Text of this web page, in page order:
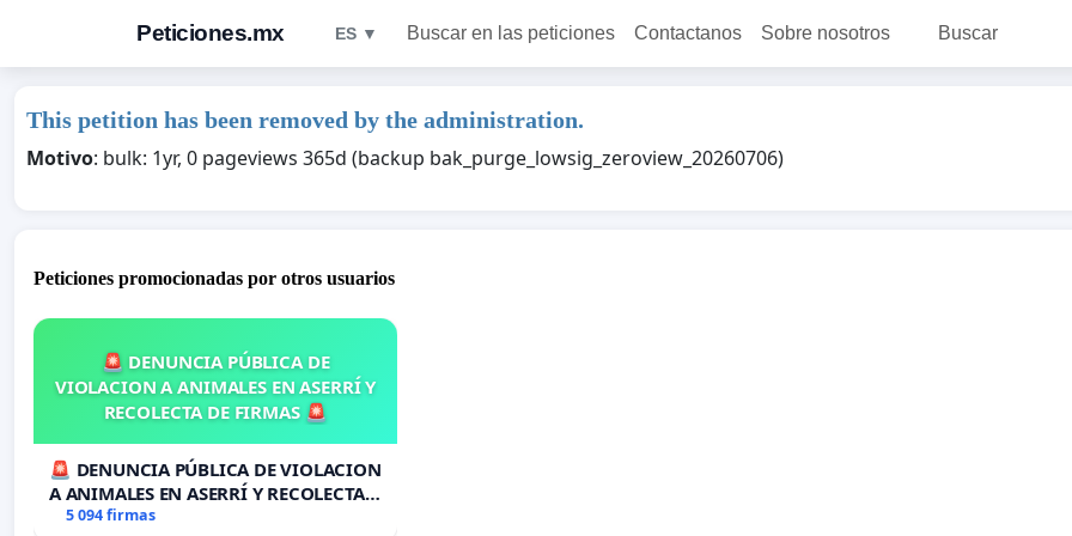
Peticiones.mx ES ▼ Buscar en las peticiones Contactanos Sobre nosotros Buscar
This petition has been removed by the administration.
Motivo: bulk: 1yr, 0 pageviews 365d (backup bak_purge_lowsig_zeroview_20260706)
Peticiones promocionadas por otros usuarios
🚨 DENUNCIA PÚBLICA DE
VIOLACION A ANIMALES EN ASERRÍ Y
RECOLECTA DE FIRMAS 🚨
🚨 DENUNCIA PÚBLICA DE VIOLACION
A ANIMALES EN ASERRÍ Y RECOLECTA
DE FIRMAS 🚨
5 094 firmas